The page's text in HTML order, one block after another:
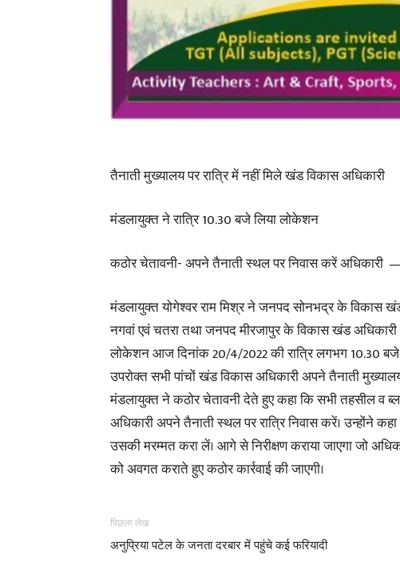
तैनाती मुख्यालय पर रात्रि में नहीं मिले खंड विकास अधिकारी
मंडलायुक्त ने रात्रि 10.30 बजे लिया लोकेशन
कठोर चेतावनी- अपने तैनाती स्थल पर निवास करें अधिकारी
मंडलायुक्त योगेश्वर राम मिश्र ने जनपद सोनभद्र के विकास
नगवां एवं चतरा तथा जनपद मीरजापुर के विकास खंड
लोकेशन आज दिनांक 20/4/2022 की रात्रि लगभग 10.30 बजे
उपरोक्त सभी पांचों खंड विकास अधिकारी अपने तैनाती मुख्यालय
मंडलायुक्त ने कठोर चेतावनी देते हुए कहा कि सभी तहसील व
अधिकारी अपने तैनाती स्थल पर रात्रि निवास करें। उन्होंने
उसकी मरम्मत करा लें। आगे से निरीक्षण कराया जाएगा जो
को अवगत कराते हुए कठोर कार्रवाई की जाएगी।
पिछला लेख
अनुप्रिया पटेल के जनता दरबार में पहुंचे कई फरियादी